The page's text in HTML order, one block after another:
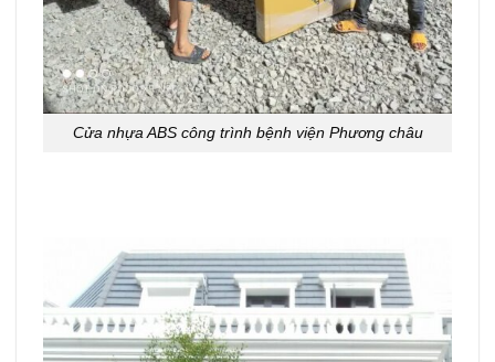
Cửa nhựa ABS công trình bệnh viện Phương châu